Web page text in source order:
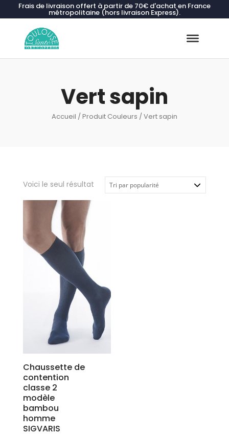
Frais de livraison offert à partir de 70€ d'achat en France
métropolitaine (hors livraison Express).
Vert sapin
Accueil / Produit Couleurs / Vert sapin
Voici le seul résultat
Chaussette de
contention
classe 2
modèle
bambou
homme
SIGVARIS